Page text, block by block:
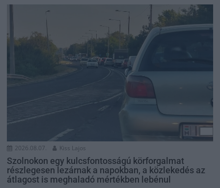
2026.08.07. Kiss Lajos
Szolnokon egy kulcsfontosságú körforgalmat
részlegesen lezárnak a napokban, a közlekedés az
átlagost is meghaladó mértékben lebénul